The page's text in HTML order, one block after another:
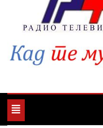
Toggle
navigation